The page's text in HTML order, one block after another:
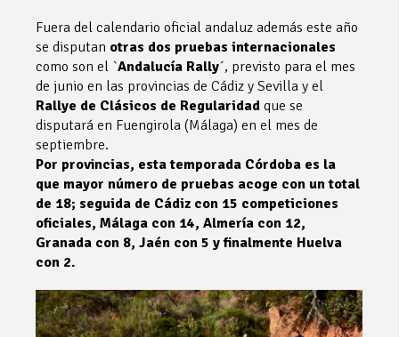
Fuera del calendario oficial andaluz además este año
se disputan otras dos pruebas internacionales
como son el `Andalucía Rally´, previsto para el mes
de junio en las provincias de Cádiz y Sevilla y el
Rallye de Clásicos de Regularidad que se
disputará en Fuengirola (Málaga) en el mes de
septiembre.
Por provincias, esta temporada Córdoba es la
que mayor número de pruebas acoge con un total
de 18; seguida de Cádiz con 15 competiciones
oficiales, Málaga con 14, Almería con 12,
Granada con 8, Jaén con 5 y finalmente Huelva
con 2.